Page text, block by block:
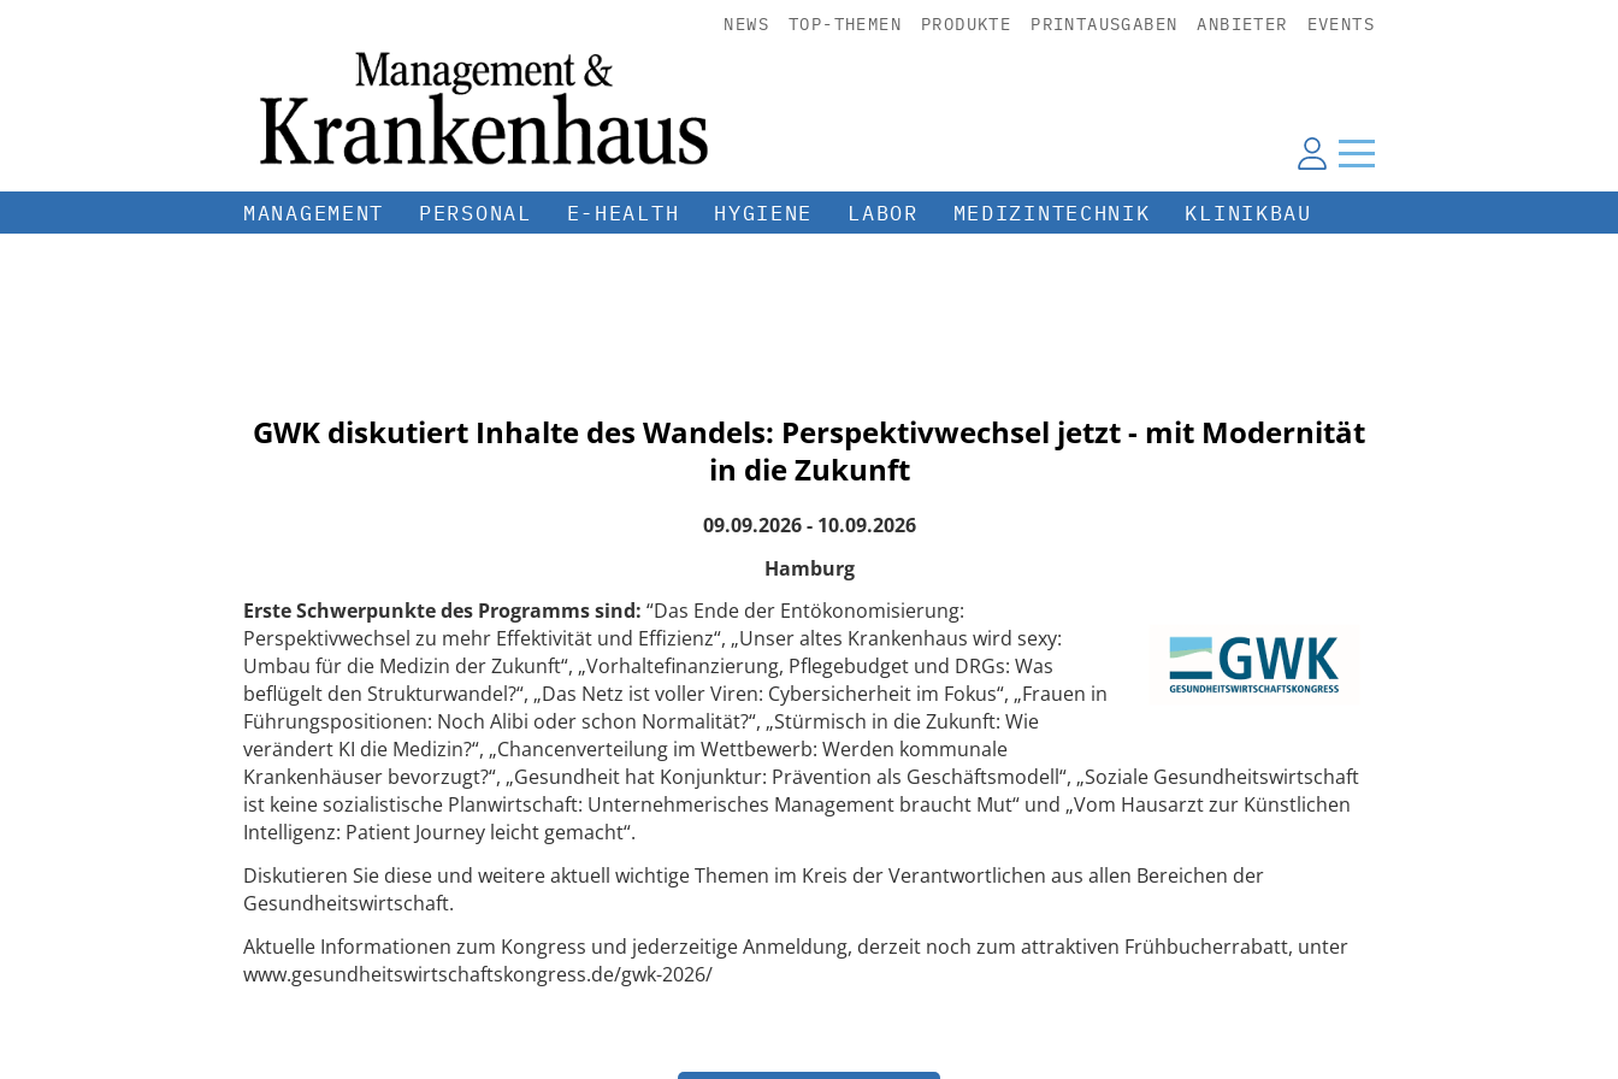
NEWS TOP-THEMEN PRODUKTE PRINTAUSGABEN ANBIETER EVENTS
MANAGEMENT PERSONAL E-HEALTH HYGIENE LABOR MEDIZINTECHNIK KLINIKBAU
GWK diskutiert Inhalte des Wandels: Perspektivwechsel jetzt - mit Modernität
in die Zukunft
09.09.2026 - 10.09.2026
Hamburg
Erste Schwerpunkte des Programms sind: “Das Ende der Entökonomisierung:
Perspektivwechsel zu mehr Effektivität und Effizienz“, „Unser altes Krankenhaus wird sexy:
Umbau für die Medizin der Zukunft“, „Vorhaltefinanzierung, Pflegebudget und DRGs: Was
beflügelt den Strukturwandel?“, „Das Netz ist voller Viren: Cybersicherheit im Fokus“, „Frauen in
Führungspositionen: Noch Alibi oder schon Normalität?“, „Stürmisch in die Zukunft: Wie
verändert KI die Medizin?“, „Chancenverteilung im Wettbewerb: Werden kommunale
Krankenhäuser bevorzugt?“, „Gesundheit hat Konjunktur: Prävention als Geschäftsmodell“, „Soziale Gesundheitswirtschaft
ist keine sozialistische Planwirtschaft: Unternehmerisches Management braucht Mut“ und „Vom Hausarzt zur Künstlichen
Intelligenz: Patient Journey leicht gemacht“.
Diskutieren Sie diese und weitere aktuell wichtige Themen im Kreis der Verantwortlichen aus allen Bereichen der
Gesundheitswirtschaft.
Aktuelle Informationen zum Kongress und jederzeitige Anmeldung, derzeit noch zum attraktiven Frühbucherrabatt, unter
www.gesundheitswirtschaftskongress.de/gwk-2026/